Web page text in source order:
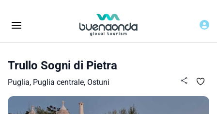
Trullo Sogni di Pietra
Puglia, Puglia centrale, Ostuni